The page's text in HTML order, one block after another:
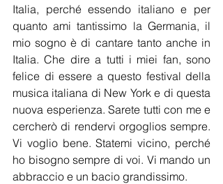
Italia, perché essendo italiano e per
quanto ami tantissimo la Germania, il
mio sogno è di cantare tanto anche in
Italia. Che dire a tutti i miei fan, sono
felice di essere a questo festival della
musica italiana di New York e di questa
nuova esperienza. Sarete tutti con me e
cercherò di rendervi orgoglios sempre.
Vi voglio bene. Statemi vicino, perché
ho bisogno sempre di voi. Vi mando un
abbraccio e un bacio grandissimo.